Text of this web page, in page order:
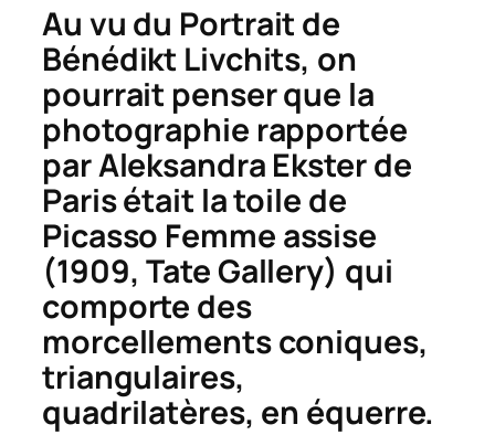
Au vu du Portrait de
Bénédikt Livchits, on
pourrait penser que la
photographie rapportée
par Aleksandra Ekster de
Paris était la toile de
Picasso Femme assise
(1909, Tate Gallery) qui
comporte des
morcellements coniques,
triangulaires,
quadrilatères, en équerre.